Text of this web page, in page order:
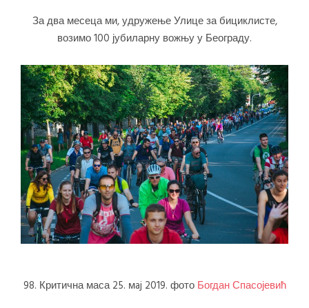
За два месеца ми, удружење Улице за бициклисте,
возимо 100 јубиларну вожњу у Београду.
98. Критична маса 25. мaj 2019. фото Богдан Спасојевић